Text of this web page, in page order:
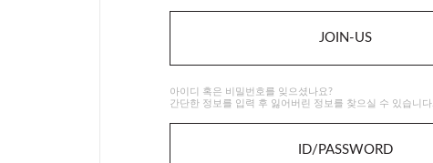
JOIN-US
아이디 혹은 비밀번호를 잊으셨나요?
간단한 정보를 입력 후 잃어버린 정보를 찾으실 수 있습니다.
ID/PASSWORD